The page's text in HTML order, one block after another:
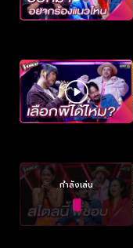
กำลังเล่น